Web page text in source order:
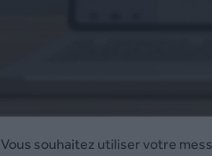
Vous souhaitez utiliser votre